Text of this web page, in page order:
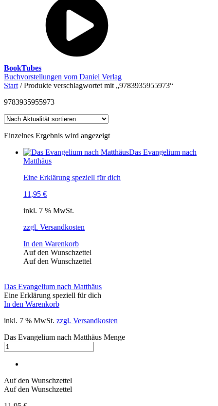
BookTubes
Buchvorstellungen vom Daniel Verlag
Start / Produkte verschlagwortet mit „9783935955973“
9783935955973
Einzelnes Ergebnis wird angezeigt
Das Evangelium nach
Matthäus
Eine Erklärung speziell für dich
11,95 €
inkl. 7 % MwSt.
zzgl. Versandkosten
In den Warenkorb
Auf den Wunschzettel
Auf den Wunschzettel
Das Evangelium nach Matthäus
Eine Erklärung speziell für dich
In den Warenkorb
inkl. 7 % MwSt. zzgl. Versandkosten
Das Evangelium nach Matthäus Menge
Auf den Wunschzettel
Auf den Wunschzettel